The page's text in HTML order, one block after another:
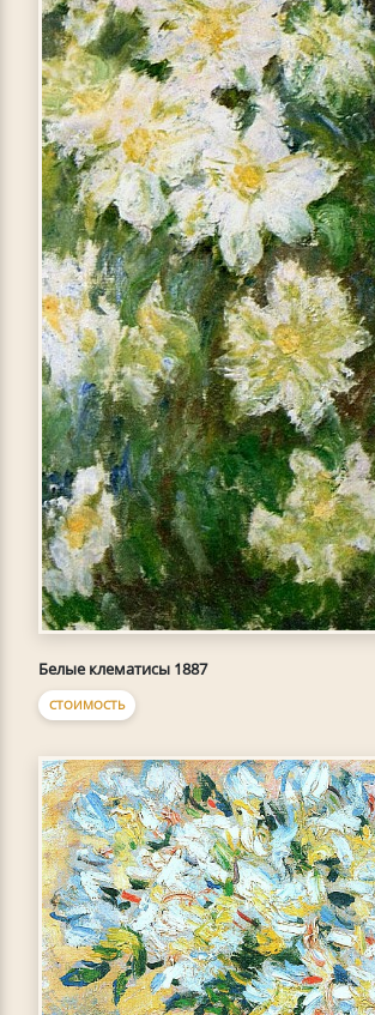
Белые клематисы 1887
СТОИМОСТЬ